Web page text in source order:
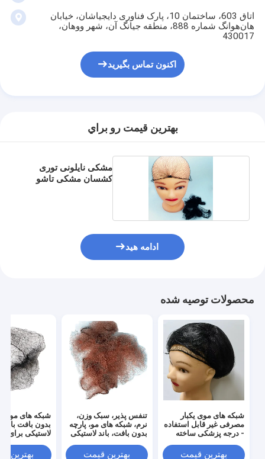
اتاق 603، ساختمان 10، پارک فناوری دایجیاشان، خیابان
هان‌هوانگ شماره 888، منطقه جیانگ آن، شهر ووهان،
430017
اکنون تماس بگیرید
بهترين قيمت رو براي
مشکی نایلونی توری
کشسان مشکی تاشو
ادامه هید
محصولات توصیه شده
شبکه های موی یکبار
مصرفی غیر قابل استفاده
- درجه پزشکی ساخته
بهترین قیمت
تنفس پذیر، سبک وزن،
نرم، شبکه های مو، پارچه
بدون بافت، باند لاستیکی
بهترین قیمت
شبکه های
بدون بافت با
لاستیکی برای
بهترین